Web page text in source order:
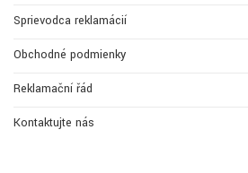
Sprievodca reklamácií
Obchodné podmienky
Reklamační řád
Kontaktujte nás